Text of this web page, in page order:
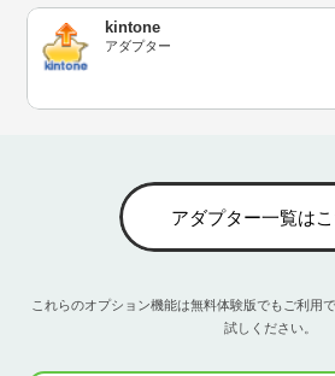
kintone
アダプター
アダプター一覧は
これらのオプション機能は無料体験版でもご利用
試しください。